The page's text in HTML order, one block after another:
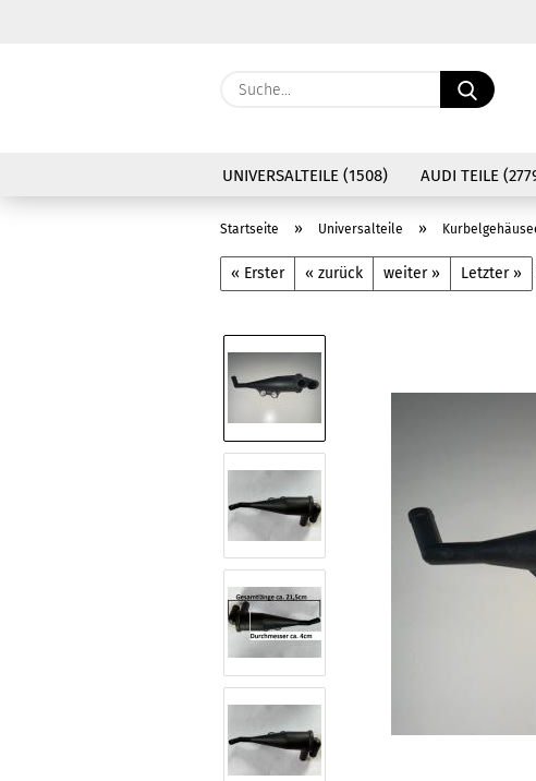
Suche...
UNIVERSALTEILE (1508) AUDI TEILE
Startseite » Universalteile »
« Erster « zurück weiter » Letzter »